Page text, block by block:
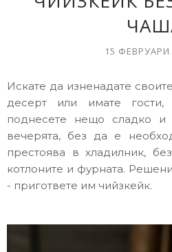
15 ФЕВРУАРИ
Искате да изненадате
десерт или имате
поднесете нещо сладко
вечерята, без да е
престоява в хладилник,
котлоните и фурната.
- пригответе им чийзкейк.